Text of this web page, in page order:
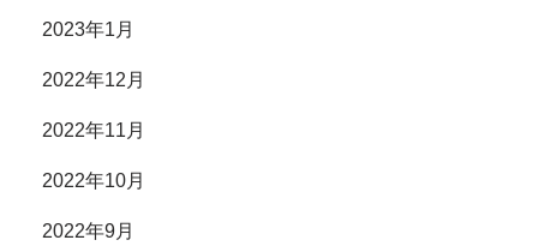
2023年1月
2022年12月
2022年11月
2022年10月
2022年9月